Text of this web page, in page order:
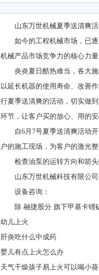
山东万世机械夏季送清爽活
如今的工程机械市场，
机械产品市场竞争力的核心力量
炎炎夏日酷热难当，各
以延长机器的使用寿命、改
行夏季送清爽的活动，切实做
环节，让客户买的放心、用的
自6月7号夏季送清爽活动开
户的施工现场，为客户的激
检查油泵的运转方向和箭
山东万世机械科技有限公司
设备咨询：
除 融捷股分 旗下甲基卡锂
幼儿上火
肝炎吃什么中成药
婴儿有点上火怎么办
天气干燥孩子易上火可以喝小